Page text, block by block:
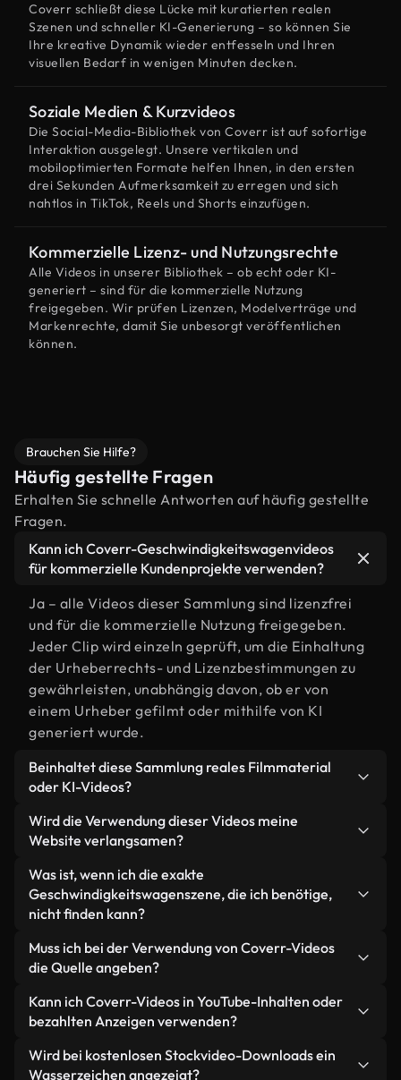
Coverr schließt diese Lücke mit kuratierten realen
Szenen und schneller KI-Generierung – so können Sie
Ihre kreative Dynamik wieder entfesseln und Ihren
visuellen Bedarf in wenigen Minuten decken.
Soziale Medien & Kurzvideos
Die Social-Media-Bibliothek von Coverr ist auf sofortige
Interaktion ausgelegt. Unsere vertikalen und
mobiloptimierten Formate helfen Ihnen, in den ersten
drei Sekunden Aufmerksamkeit zu erregen und sich
nahtlos in TikTok, Reels und Shorts einzufügen.
Kommerzielle Lizenz- und Nutzungsrechte
Alle Videos in unserer Bibliothek – ob echt oder KI-
generiert – sind für die kommerzielle Nutzung
freigegeben. Wir prüfen Lizenzen, Modelverträge und
Markenrechte, damit Sie unbesorgt veröffentlichen
können.
Brauchen Sie Hilfe?
Häufig gestellte Fragen
Erhalten Sie schnelle Antworten auf häufig gestellte
Fragen.
Kann ich Coverr-Geschwindigkeitswagenvideos
für kommerzielle Kundenprojekte verwenden?
Ja – alle Videos dieser Sammlung sind lizenzfrei
und für die kommerzielle Nutzung freigegeben.
Jeder Clip wird einzeln geprüft, um die Einhaltung
der Urheberrechts- und Lizenzbestimmungen zu
gewährleisten, unabhängig davon, ob er von
einem Urheber gefilmt oder mithilfe von KI
generiert wurde.
Beinhaltet diese Sammlung reales Filmmaterial
oder KI-Videos?
Beides. Es handelt sich um eine Hybridbibliothek
aus realen, von Menschen aufgenommenen
Geschwindigkeitswagen und KI-generierten
Videos. Jedes Video ist eindeutig beschriftet,
sodass Sie immer wissen, was Sie verwenden.
Wird die Verwendung dieser Videos meine
Website verlangsamen?
Nicht, wenn Sie unsere optimierten Versionen
wählen. Wir bieten schlanke, webfähige Formate,
die für die Hintergrundverarbeitung entwickelt
gleichzeitig die Ladezeiten minimiert und
Kennzahlen wie LCP verbessert werden.
Was ist, wenn ich die exakte
Geschwindigkeitswagenszene, die ich benötige,
nicht finden kann?
Mit Coverr AI Studio erstellen Sie im
Handumdrehen ein solches Video. Beschreiben Sie
"Geschwindigkeitswagen bei Sonnenuntergang" –
und das Studio generiert innerhalb von Sekunden
ein individuelles Video für Sie, das unseren
Lizenzbestimmungen entspricht.
Muss ich bei der Verwendung von Coverr-Videos
die Quelle angeben?
Eine Namensnennung ist nicht erforderlich. Alle
Videos in unserer Stockbibliothek sind lizenzfrei
verwendet werden – wir freuen uns aber immer
Kann ich Coverr-Videos in YouTube-Inhalten oder
bezahlten Anzeigen verwenden?
Ja. Sämtliches Stockmaterial von Coverr darf in
monetarisierten YouTube-Videos, Social-Media-
Wird bei kostenlosen Stockvideo-Downloads ein
Wasserzeichen angezeigt?